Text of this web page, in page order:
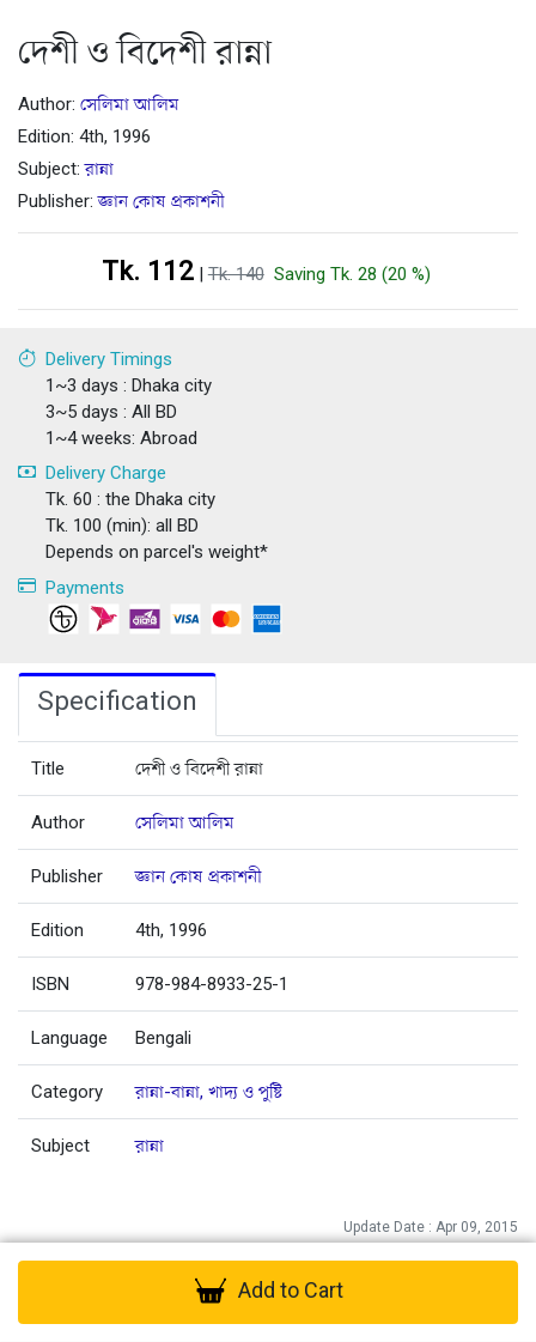
দেশী ও বিদেশী রান্না
Author: সেলিমা আলিম
Edition: 4th, 1996
Subject:রান্না
Publisher:জ্ঞান কোষ প্রকাশনী
Tk. 112 |Tk. 140 Saving Tk. 28 (20 %)
Delivery Timings
1~3 days : Dhaka city
3~5 days : All BD
1~4 weeks: Abroad
Delivery Charge
Tk. 60 : the Dhaka city
Tk. 100 (min): all BD
Depends on parcel's weight*
Payments
Specification
Title দেশী ও বিদেশী রান্না
Author সেলিমা আলিম
Publisher জ্ঞান কোষ প্রকাশনী
Edition 4th, 1996
ISBN 978-984-8933-25-1
Language Bengali
Category রান্না-বান্না, খাদ্য ও পুষ্টি
Subject রান্না
Update Date : Apr 09, 2015
Add to Cart